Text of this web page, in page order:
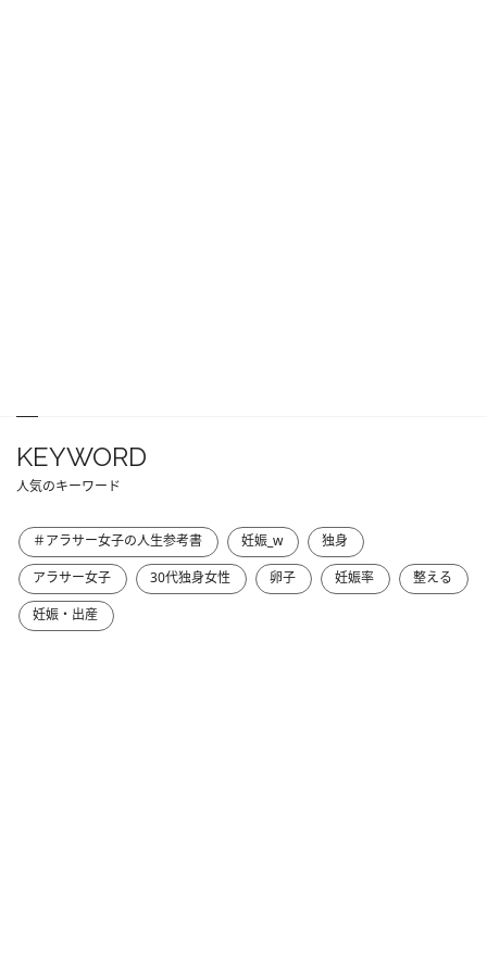
KEYWORD
人気のキーワード
＃アラサー女子の人生参考書 妊娠_w
独身
アラサー女子
30代独身女性 卵子 妊娠率
整える
妊娠・出産